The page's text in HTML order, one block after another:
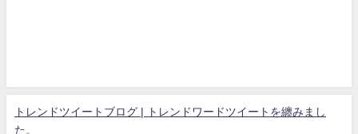
トレンドツイートブログ | トレンドワードツイートを纏みまし
た。